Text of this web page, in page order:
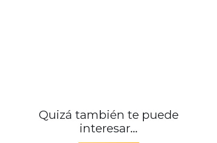
Quizá también te puede
interesar...